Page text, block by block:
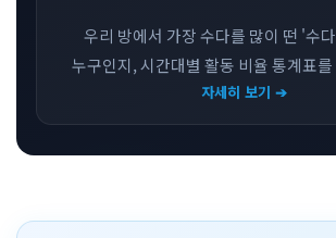
우리 방에서 가장 수다를 많이 떤 '수
누구인지, 시간대별 활동 비율 통계표
자세히 보기 ➔